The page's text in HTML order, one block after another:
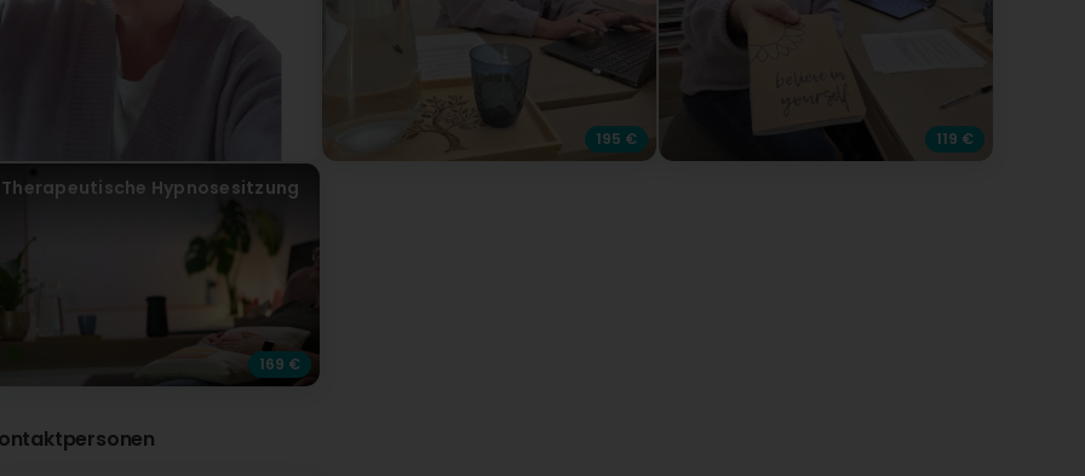
👉 L’objectif : comprendre ce qui se joue réellement
et identifier des pistes claires et personnalisées
pour la suite de votre parcours.
Pourquoi cette offre est faite pour vous ?
Avant de s’engager dans un accompagnement
global, il est essentiel de faire le point, de
comprendre votre terrain et de poser des bases
195 € 119 €
Therapeutische Hypnosesitzung
169 €